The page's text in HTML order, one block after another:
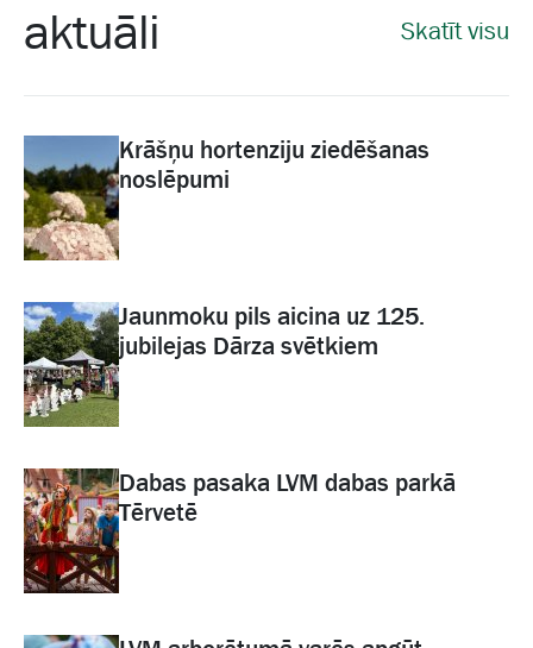
aktuāli Skatīt visu
Krāšņu hortenziju ziedēšanas
noslēpumi
Jaunmoku pils aicina uz 125.
jubilejas Dārza svētkiem
Dabas pasaka LVM dabas parkā
Tērvetē